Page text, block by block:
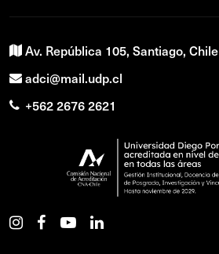
Av. República 105, Santiago, Chile
adci@mail.udp.cl
+562 2676 2621